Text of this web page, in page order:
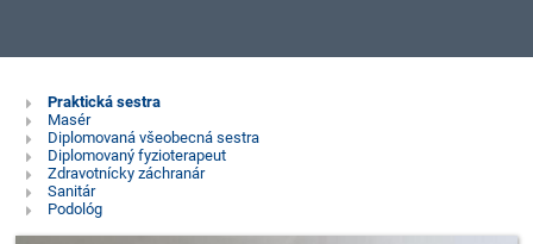
Študijné
odbory
Praktická sestra
Masér
Diplomovaná všeobecná sestra
Diplomovaný fyzioterapeut
Zdravotnícky záchranár
Sanitár
Podológ